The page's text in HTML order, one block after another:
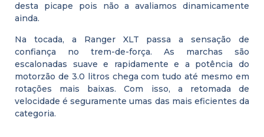
desta picape pois não a avaliamos dinamicamente
ainda.
Na tocada, a Ranger XLT passa a sensação de
confiança no trem-de-força. As marchas são
escalonadas suave e rapidamente e a potência do
motorzão de 3.0 litros chega com tudo até mesmo em
rotações mais baixas. Com isso, a retomada de
velocidade é seguramente umas das mais eficientes da
categoria.